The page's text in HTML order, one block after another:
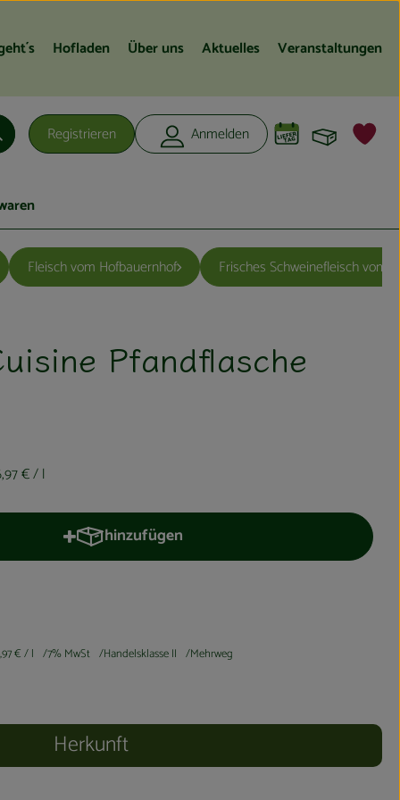
Hofladen Über uns Aktuelles Veranstaltungen
Registrieren Anmelden
Fleisch vom Hofbauernhof Frisches Schweinefleisch vom
Pfandflasche
€/ l
hinzufügen
Produkt zum Warenkorb hinzufügen
€/ l 7% MwSt Handelsklasse II Mehrweg
Herkunft